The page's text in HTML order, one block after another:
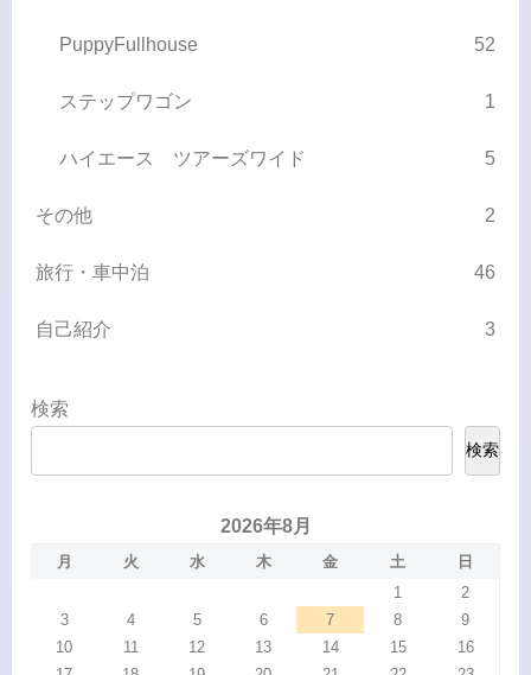
PuppyFullhouse 52
ステップワゴン 1
ハイエース ツアーズワイド 5
その他 2
旅行・車中泊 46
自己紹介 3
検索
検索
2026年8月
月 火 水 木 金 土
日
1
2
3
4 5 6 7 8
9
10
11 12 13 14 15
16